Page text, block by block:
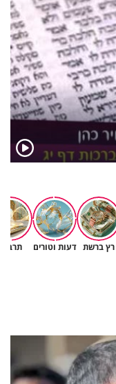
רץ ברשת דעות וטורים
׳הרע׳ זה הרחמים של בורא